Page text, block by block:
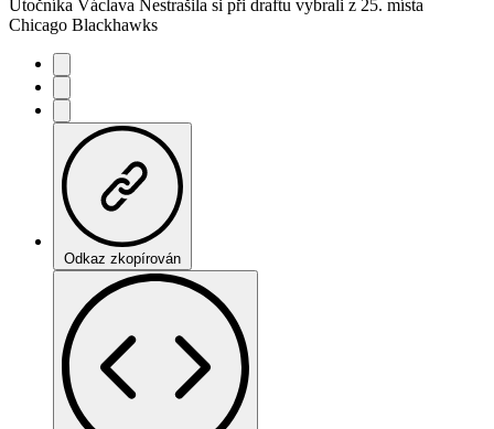
Útočníka Václava Nestrašila si při draftu vybrali z 25. místa
Chicago Blackhawks
Odkaz zkopírován